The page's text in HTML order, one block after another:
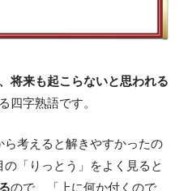
将来も起こらないと思われる
四字熟語です。
ら考えると解きやすかったの
「りっとう」をよく見ると
ので、「上に何か付くので